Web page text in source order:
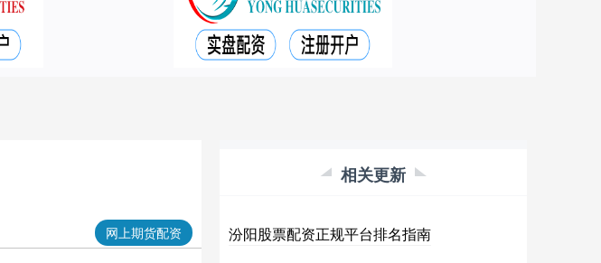
网上期货配资
相关更新
汾阳股票配资正规平台排名指南